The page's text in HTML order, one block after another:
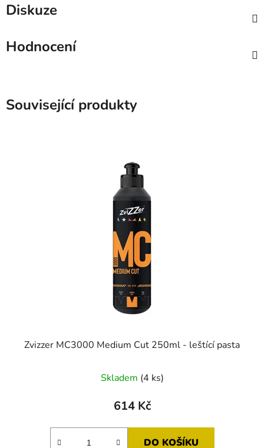
Diskuze
Hodnocení
Související produkty
Zvizzer MC3000 Medium Cut 250ml - leštící pasta
Skladem (4 ks)
614 Kč
DO KOŠÍKU